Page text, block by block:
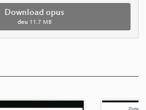
Download opus
deu 11.7 MB